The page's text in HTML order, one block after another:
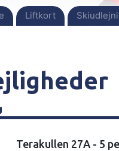
Liftkort
Terakullen 27A - 5